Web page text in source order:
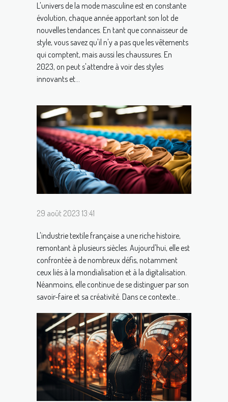
L'univers de la mode masculine est en constante
évolution, chaque année apportant son lot de
nouvelles tendances. En tant que connaisseur de
style, vous savez qu'il n'y a pas que les vêtements
qui comptent, mais aussi les chaussures. En
2023, on peut s'attendre à voir des styles
innovants et...
29 août 2023 13:41
L'industrie textile française a une riche histoire,
remontant à plusieurs siècles. Aujourd'hui, elle est
confrontée à de nombreux défis, notamment
ceux liés à la mondialisation et à la digitalisation.
Néanmoins, elle continue de se distinguer par son
savoir-faire et sa créativité. Dans ce contexte...